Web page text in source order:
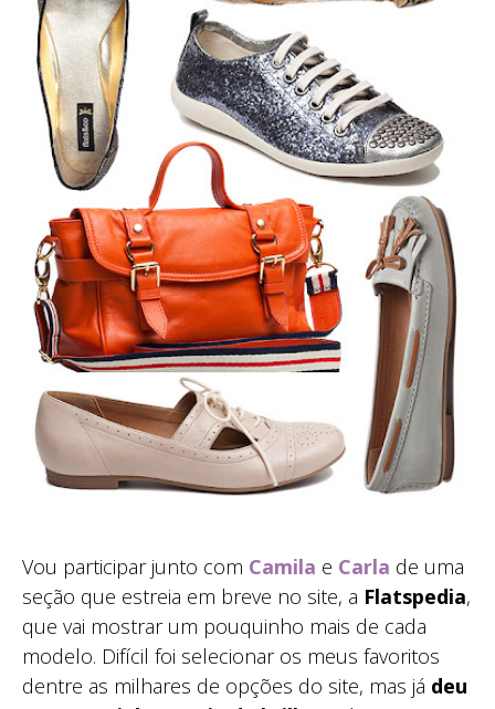
Vou participar junto com Camila e Carla de uma
seção que estreia em breve no site, a Flatspedia,
que vai mostrar um pouquinho mais de cada
modelo. Difícil foi selecionar os meus favoritos
dentre as milhares de opções do site, mas já deu